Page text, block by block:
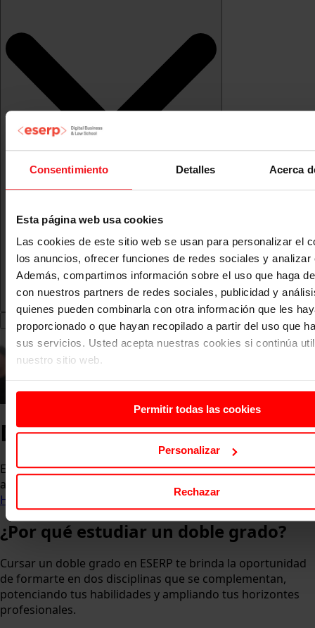
Consentimiento Detalles Acerca
Esta página web usa cookies
Las cookies de este sitio web se usan para personalizar el
los anuncios, ofrecer funciones de redes sociales y analizar
Además, compartimos información sobre el uso que haga
con nuestros partners de redes sociales, publicidad y
quienes pueden combinarla con otra información que les
proporcionado o que hayan recopilado a partir del uso que
sus servicios. Usted acepta nuestras cookies si continúa
nuestro sitio web.
Permitir todas las cookies
Personalizar
Rechazar
Dobles Gradosen eserp
Explora nuestra oferta de dobles grados en eserp y
apuesta por la carrera que mejor encaje contigo.
Home
¿Por qué estudiar un doble grado?
Cursar un doble grado en ESERP te brinda la oportunidad
de formarte en dos disciplinas que se complementan,
potenciando tus habilidades y ampliando tus horizontes
profesionales.